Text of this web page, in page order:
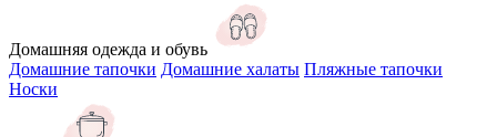
Домашняя одежда и обувь
Домашние тапочки Домашние халаты Пляжные тапочки
Носки